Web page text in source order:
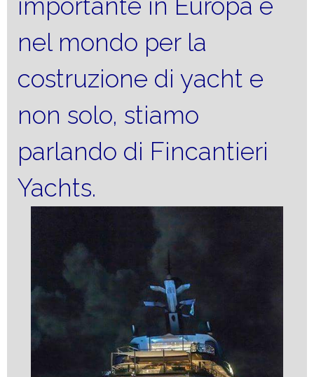
importante in Europa e
nel mondo per la
costruzione di yacht e
non solo, stiamo
parlando di Fincantieri
Yachts.